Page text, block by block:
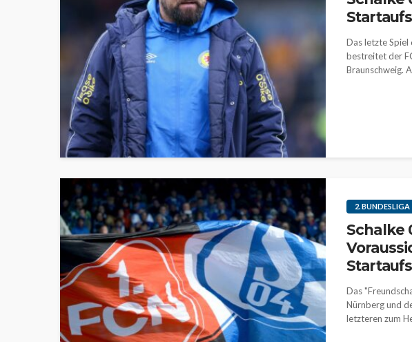
Das letzte Spiel
bestreitet der
Braunschweig.
2. BUNDESLIGA
Schalke
Das
Nürnberg und
letzteren zum